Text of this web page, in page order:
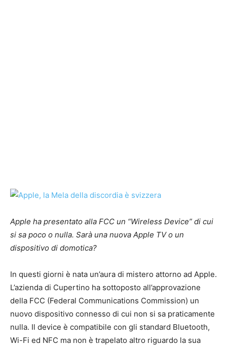
Apple ha presentato alla FCC un “Wireless Device” di cui
si sa poco o nulla. Sarà una nuova Apple TV o un
dispositivo di domotica?
In questi giorni è nata un’aura di mistero attorno ad Apple.
L’azienda di Cupertino ha sottoposto all’approvazione
della FCC (Federal Communications Commission) un
nuovo dispositivo connesso di cui non si sa praticamente
nulla. Il device è compatibile con gli standard Bluetooth,
Wi-Fi ed NFC ma non è trapelato altro riguardo la sua